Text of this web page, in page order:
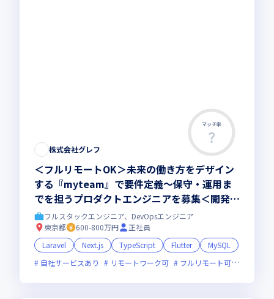
マッチ率
株式会社グレフ
＜フルリモートOK＞未来の働き方をデザイン
する『myteam』で要件定義～保守・運用ま
でを担うプロダクトエンジニアを募集＜開発に
AI積極活用＞
フルスタックエンジニア、DevOpsエンジニア
東京都
600-800万円
正社員
Laravel
Next.js TypeScript Flutter
MySQL
自社サービスあり
リモートワーク可 フルリモート可